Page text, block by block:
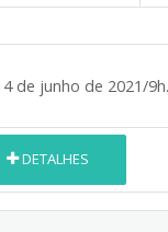
junho de 2021/9h.
DETALHES